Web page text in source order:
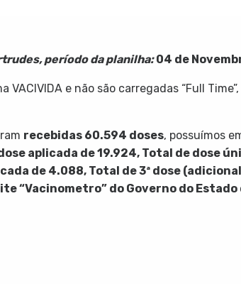
período da planilha:04 de
e não são carregadas “Full
recebidas 60.594 doses, possuímos
aplicada de19.924, Total de dose
de 4.088, Total de 3ª dose
“Vacinometro” do Governo do Estado